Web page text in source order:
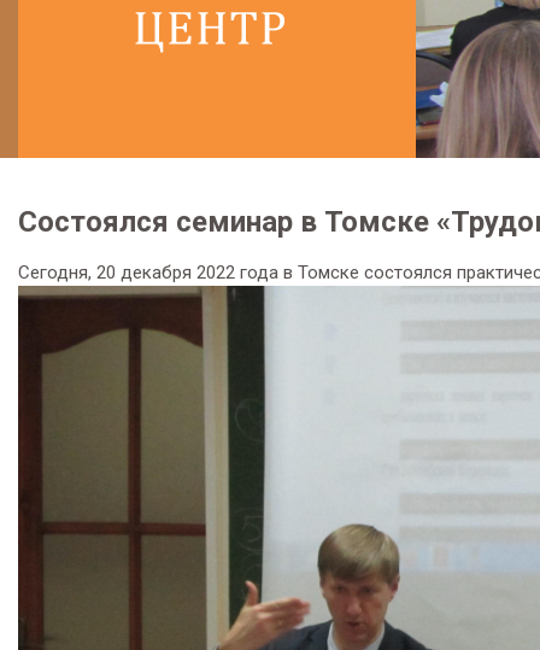
Состоялся семинар в Томске
Сегодня, 20 декабря 2022 года в Томске состоялся